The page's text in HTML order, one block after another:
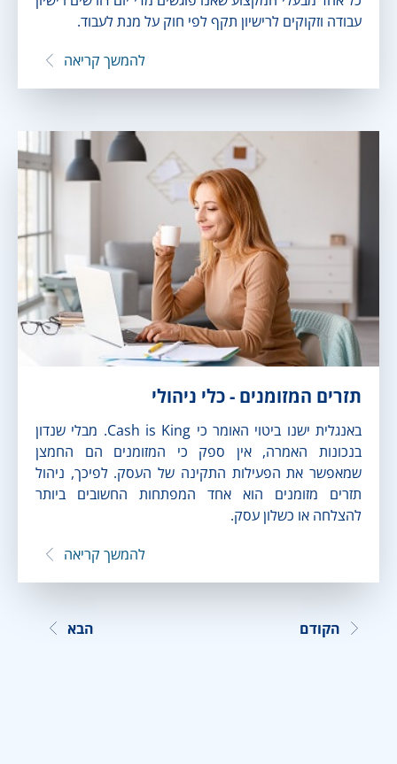
עבודה וזקוקים לרישיון תקף לפי חוק על מנת לעבוד.
להמשך קריאה
תזרים המזומנים - כלי ניהולי
באנגלית ישנו ביטוי האומר כי Cash is King. מבלי שנדון
בנכונות האמרה, אין ספק כי המזומנים הם החמצן
שמאפשר את הפעילות התקינה של העסק. לפיכך, ניהול
תזרים מזומנים הוא אחד המפתחות החשובים ביותר
להצלחה או כשלון עסק.
להמשך קריאה
הקודם הבא